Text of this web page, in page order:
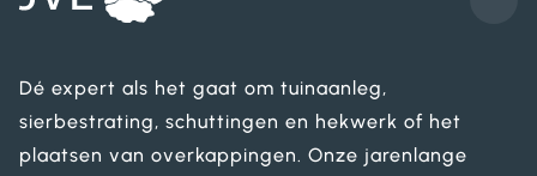
Dé expert als het gaat om tuinaanleg,
sierbestrating, schuttingen en hekwerk of het
plaatsen van overkappingen. Onze jarenlange